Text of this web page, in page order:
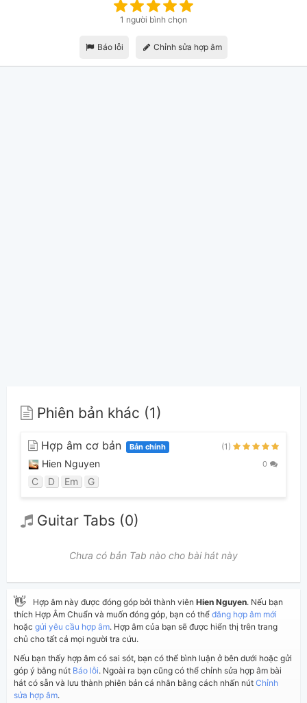
1 người bình chọn
Báo lỗi Chỉnh sửa hợp âm
Phiên bản khác (1)
Hợp âm cơ bản Bản chính (1)
Hien Nguyen 0
C D Em G
Guitar Tabs (0)
Chưa có bản Tab nào cho bài hát này
👋 Hợp âm này được đóng góp bởi thành viên Hien Nguyen. Nếu bạn
thích Hợp Âm Chuẩn và muốn đóng góp, bạn có thể đăng hợp âm mới
hoặc gửi yêu cầu hợp âm. Hợp âm của bạn sẽ được hiển thị trên trang
chủ cho tất cả mọi người tra cứu.
Nếu bạn thấy hợp âm có sai sót, bạn có thể bình luận ở bên dưới hoặc gửi
góp ý bằng nút Báo lỗi. Ngoài ra bạn cũng có thể chỉnh sửa hợp âm bài
hát có sẵn và lưu thành phiên bản cá nhân bằng cách nhấn nút Chỉnh
sửa hợp âm.